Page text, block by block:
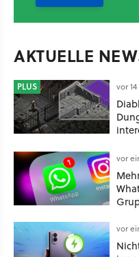
AKTUELLE
PLUS vor
vor
vor